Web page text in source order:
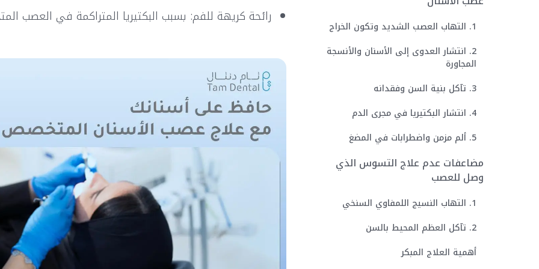
1. التهاب العصب الشديد وتكون الخراج
2. انتشار العدوى إلى الأسنان والأنسجة
المجاورة
3. تآكل بنية السن وفقدانه
4. انتشار البكتيريا في مجرى الدم
5. ألم مزمن واضطرابات في المضغ
مضاعفات عدم علاج التسوس الذي
وصل للعصب
1. التهاب النسيج اللمفاوي السنخي
2. تآكل العظم المحيط بالسن
أهمية العلاج المبكر
رائحة كريهة للفم: بسبب البكتيريا المتراكمة في العصب